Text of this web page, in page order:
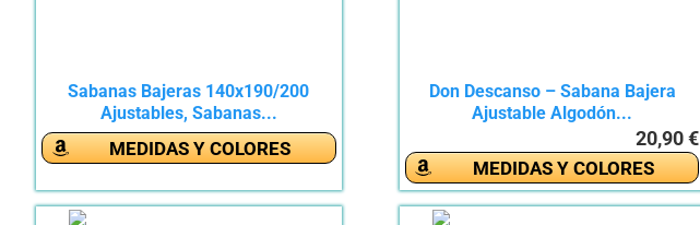
Sabanas Bajeras 140x190/200
Ajustables, Sabanas...
MEDIDAS Y COLORES
Don Descanso – Sabana Bajera
Ajustable Algodón...
20,90 €
MEDIDAS Y COLORES